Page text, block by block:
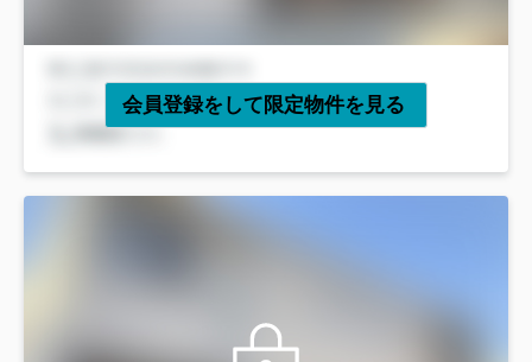
会員登録をして限定物件を見る